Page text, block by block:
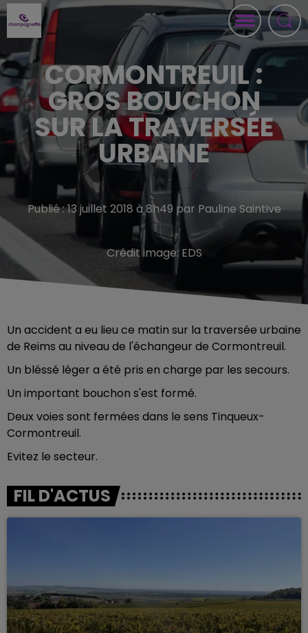
CORMONTREUIL :
GROS BOUCHON
SUR LA TRAVERSÉE
URBAINE
Publié : 13 juillet 2018 à 8h49 par Pauline Saintive
Crédit image: EDS
Un accident a eu lieu ce matin sur la traversée urbaine
de Reims au niveau de l'échangeur de Cormontreuil.
Un bléssé léger a été pris en charge par les secours.
Un important bouchon s'est formé.
Deux voies sont fermées dans le sens Tinqueux-
Cormontreuil.
Evitez le secteur.
FIL D'ACTUS